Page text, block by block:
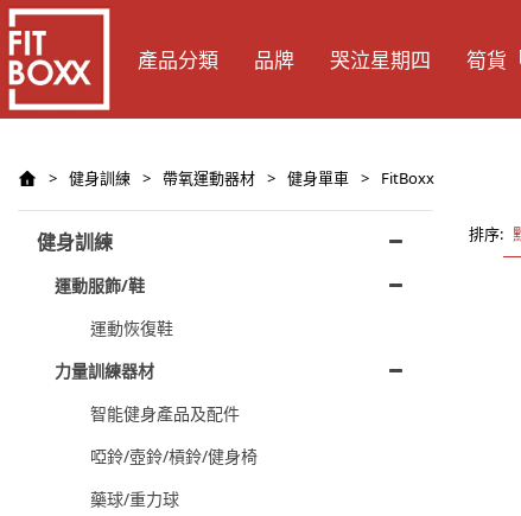
產品分類 品牌 哭泣星期四 筍貨
> 健身訓練 > 帶氧運動器材 > 健身單車 > FitBoxx
健身訓練
運動服飾/鞋
運動恢復鞋
力量訓練器材
智能健身產品及配件
啞鈴/壺鈴/槓鈴/健身椅
藥球/重力球
排序: